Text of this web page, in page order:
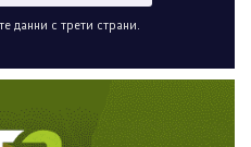
данни с трети страни.